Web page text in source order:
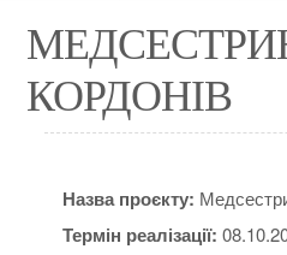
КОРДОНІВ
Назва проєкту:
Термін реалізації: